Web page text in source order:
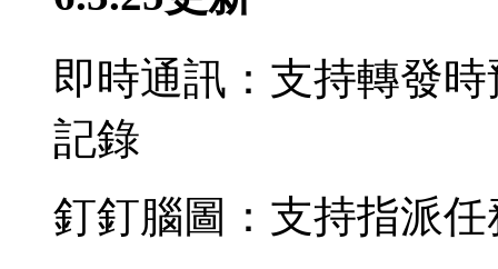
即時通訊：支持轉發
記錄
釘釘腦圖：支持指派